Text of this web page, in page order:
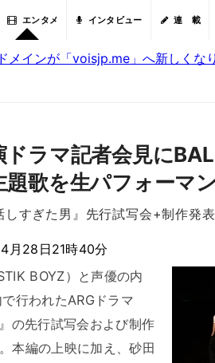
エンタメ インタビュー 連 載
メインが「voisjp.me」へ新しくな
ドラマ記者会見に
歌を生パフォーマ
しすぎた男』先行試写会+制作発
月28日21時40分
BOYZ）と声優の内
行われたARGドラマ
の先行試写会および制作
本編の上映に加え、砂田